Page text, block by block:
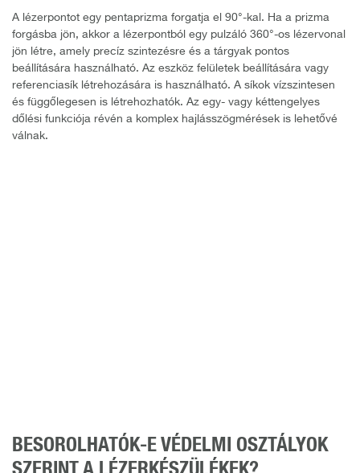
A lézerpontot egy pentaprizma forgatja el 90°-kal. Ha a prizma
forgásba jön, akkor a lézerpontból egy pulzáló 360°-os lézervonal
jön létre, amely precíz szintezésre és a tárgyak pontos
beállítására használható. Az eszköz felületek beállítására vagy
referenciasík létrehozására is használható. A síkok vízszintesen
és függőlegesen is létrehozhatók. Az egy- vagy kéttengelyes
dőlési funkciója révén a komplex hajlásszögmérések is lehetővé
válnak.
BESOROLHATÓK-E VÉDELMI OSZTÁLYOK